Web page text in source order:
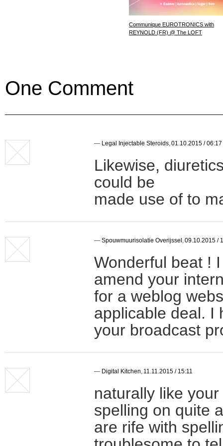
Communique EUROTRONICS with
REYNOLD (FR) @ The LOFT
One Comment
— Legal Injectable Steroids 01.10.2015 / 06:17
Likewise,
could be
made use of to
— Spouwmuurisolatie Overijssel 09.10.2015 /
Wonderful beat !
amend your
for a weblog
applicable deal. I
your broadcast
— Digital Kitchen 11.11.2015 / 15:11
naturally like
spelling on quite
are rife with